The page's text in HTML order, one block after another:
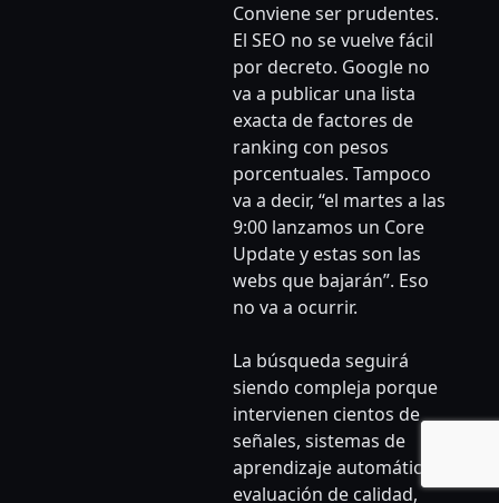
Conviene ser prudentes.
El SEO no se vuelve fácil
por decreto. Google no
va a publicar una lista
exacta de factores de
ranking con pesos
porcentuales. Tampoco
va a decir, “el martes a las
9:00 lanzamos un Core
Update y estas son las
webs que bajarán”. Eso
no va a ocurrir.
La búsqueda seguirá
siendo compleja porque
intervienen cientos de
señales, sistemas de
aprendizaje automático,
evaluación de calidad,